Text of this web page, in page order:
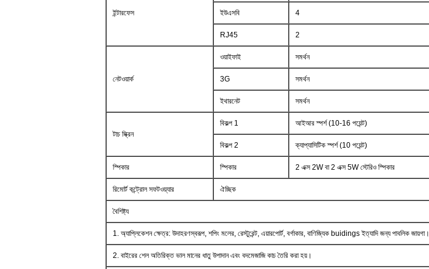
ইন্টারফেস ইউএসবি 4
RJ45 2
নেটওয়ার্ক
ওয়াইফাই সমর্থন
3G সমর্থন
ইথারনেট সমর্থন
টাচ স্ক্রিন
বিকল্প 1 আইআর স্পর্শ (10-16 পয়েন্ট)
বিকল্প 2 ক্যাপ্যাসিটিক স্পর্শ (10 পয়েন্ট)
স্পিকার স্পিকার 2 এক্স 2W বা 2 এক্স 5W স্টেরিও স্পিকার
রিমোর্ট কন্ট্রোল সফটওয়্যার ঐচ্ছিক
বৈশিষ্ট্য
1. অ্যাপ্লিকেশন ক্ষেত্র: উদাহরণস্বরূপ, শপিং মলের, রেস্টুরেন্ট, এয়ারপোর্ট, বর্গাকার, বাণিজ্যিক buidings ইত্যাদি জন্য পাবলিক জায়গা।
2. বাইরের শেল অতিরিক্ত ভাল মানের ধাতু উপাদান এবং বদমেজাজি কাচ তৈরি করা হয়।